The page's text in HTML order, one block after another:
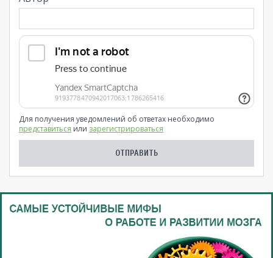
Для получения уведомлений об ответах необходимо
представиться или зарегистрироваться